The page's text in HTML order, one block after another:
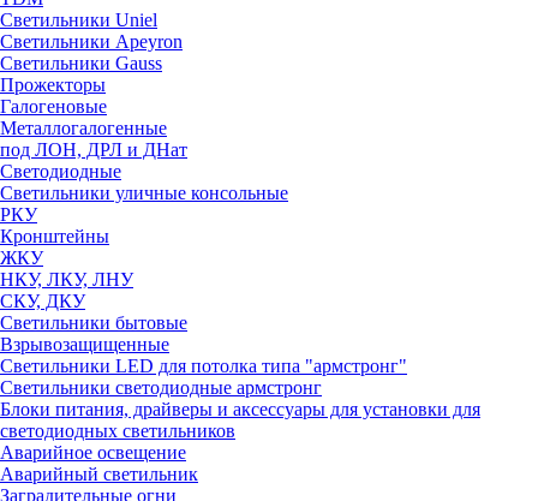
Светильники Uniel
Светильники Apeyron
Светильники Gauss
Прожекторы
Галогеновые
Металлогалогенные
под ЛОН, ДРЛ и ДНат
Светодиодные
Светильники уличные консольные
РКУ
Кронштейны
ЖКУ
НКУ, ЛКУ, ЛНУ
СКУ, ДКУ
Светильники бытовые
Взрывозащищенные
Светильники LED для потолка типа "армстронг"
Светильники светодиодные армстронг
Блоки питания, драйверы и аксессуары для установки для
светодиодных светильников
Аварийное освещение
Аварийный светильник
Заградительные огни